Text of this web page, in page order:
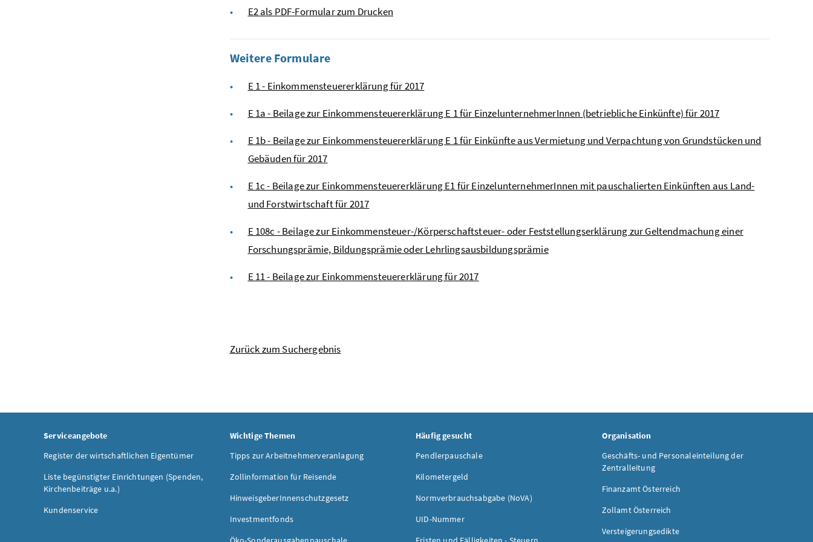
E2 als PDF-Formular zum Drucken
Weitere Formulare
E 1 - Einkommensteuererklärung für 2017
E 1a - Beilage zur Einkommensteuererklärung E 1 für EinzelunternehmerInnen (betriebliche Einkünfte) für 2017
E 1b - Beilage zur Einkommensteuererklärung E 1 für Einkünfte aus Vermietung und Verpachtung von Grundstücken und
Gebäuden für 2017
E 1c - Beilage zur Einkommensteuererklärung E1 für EinzelunternehmerInnen mit pauschalierten Einkünften aus Land-
und Forstwirtschaft für 2017
E 108c - Beilage zur Einkommensteuer-/Körperschaftsteuer- oder Feststellungserklärung zur Geltendmachung einer
Forschungsprämie, Bildungsprämie oder Lehrlingsausbildungsprämie
E 11 - Beilage zur Einkommensteuererklärung für 2017
Zurück zum Suchergebnis
Serviceangebote
Register der wirtschaftlichen Eigentümer
Liste begünstigter Einrichtungen (Spenden,
Kirchenbeiträge u.a.)
Kundenservice
Wichtige Themen
Tipps zur Arbeitnehmerveranlagung
Zollinformation für Reisende
HinweisgeberInnenschutzgesetz
Investmentfonds
Häufig gesucht
Pendlerpauschale
Kilometergeld
Normverbrauchsabgabe (NoVA)
UID-Nummer
Organisation
Geschäfts- und Personaleinteilung der
Zentralleitung
Finanzamt Österreich
Zollamt Österreich
Versteigerungsedikte